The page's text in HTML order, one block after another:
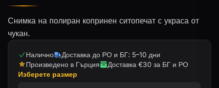
Снимка на полиран копринен ситопечат с украса от
чукан.
Налично
Доставка до РО и БГ: 5–10 дни
Произведено в Гърция
Доставка €30 за БГ и РО
Изберете размер